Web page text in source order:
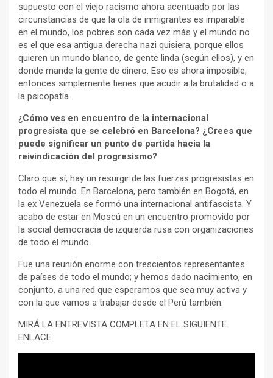
supuesto con el viejo racismo ahora acentuado por las
circunstancias de que la ola de inmigrantes es imparable
en el mundo, los pobres son cada vez más y el mundo no
es el que esa antigua derecha nazi quisiera, porque ellos
quieren un mundo blanco, de gente linda (según ellos), y en
donde mande la gente de dinero. Eso es ahora imposible,
entonces simplemente tienes que acudir a la brutalidad o a
la psicopatía.
¿ Cómo ves en encuentro de la internacional
progresista que se celebró en Barcelona? ¿Crees que
puede significar un punto de partida hacia la
reivindicación del progresismo?
Claro que sí, hay un resurgir de las fuerzas progresistas en
todo el mundo. En Barcelona, pero también en Bogotá, en
la ex Venezuela se formó una internacional antifascista. Y
acabo de estar en Moscú en un encuentro promovido por
la social democracia de izquierda rusa con organizaciones
de todo el mundo.
Fue una reunión enorme con trescientos representantes
de países de todo el mundo; y hemos dado nacimiento, en
conjunto, a una red que esperamos que sea muy activa y
con la que vamos a trabajar desde el Perú también.
MIRÁ LA ENTREVISTA COMPLETA EN EL SIGUIENTE
ENLACE